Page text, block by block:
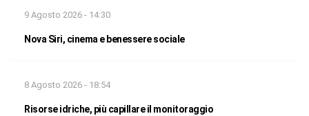
9 Agosto 2026 - 14:30
Nova Siri, cinema e benessere sociale
8 Agosto 2026 - 18:54
Risorse idriche, più capillare il monitoraggio